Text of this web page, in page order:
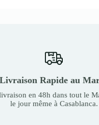
Livraison Rapide au
en 48h dans tout le
le jour même à Casablanca.